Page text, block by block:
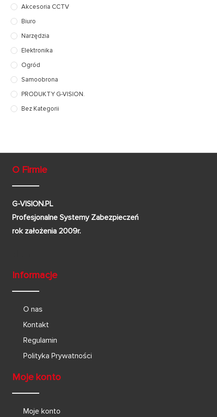
Akcesoria CCTV
Biuro
Narzędzia
Elektronika
Ogród
Samoobrona
PRODUKTY G-VISION.
Bez Kategorii
O Firmie
G-VISION.PL
Profesjonalne Systemy Zabezpieczeń
rok założenia 2009r.
Informacje
O nas
Kontakt
Regulamin
Polityka Prywatności
Moje konto
Moje konto